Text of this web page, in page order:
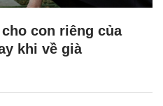
con riêng của
khi về già